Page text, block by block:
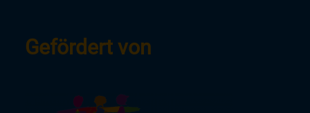
Gefördert von